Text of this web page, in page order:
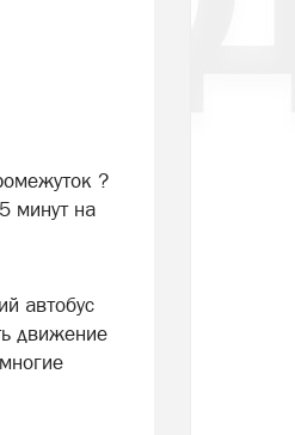
?
минут на
автобус
движение